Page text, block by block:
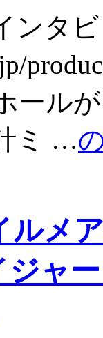
ンタ
ール
ミ …
ルメ
ジャ